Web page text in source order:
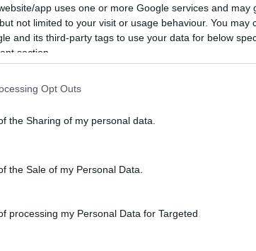
app uses one or more Google services and may
not limited to your visit or usage behaviour. You may
and its third-party tags to use your data for below
section.
Opt Outs
the Sharing of my personal data.
the Sale of my Personal Data.
processing my Personal Data for Targeted